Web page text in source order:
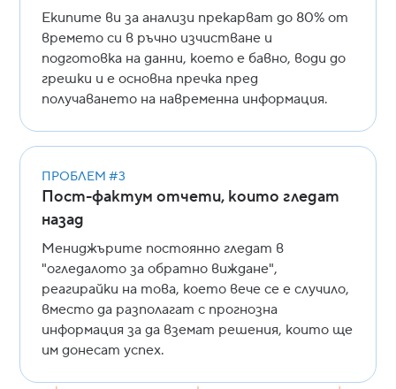
Екипите ви за анализи прекарват до 80% от
времето си в ръчно изчистване и
подготовка на данни, което е бавно, води до
грешки и е основна пречка пред
получаването на навременна информация.
ПРОБЛЕМ #3
Пост-фактум отчети, които гледат
назад
Мениджърите постоянно гледат в
"огледалото за обратно виждане",
реагирайки на това, което вече се е случило,
вместо да разполагат с прогнозна
информация за да вземат решения, които ще
им донесат успех.